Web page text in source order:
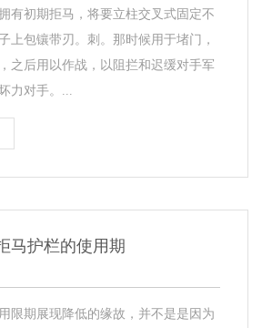
有初期拒马，将要立柱交叉式固定不
上包镶带刃。刺。那时候用于堵门，
之后用以作战，以阻拦和迟缓对手军
力对手。...
马护栏的使用期
限期展现降低的缘故，并不是是因为